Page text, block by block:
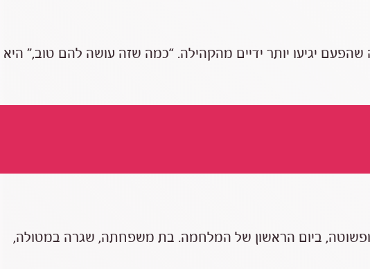
יגיעו יותר ידיים מהקהילה. “כמה שזה עושה להם טוב,” היא
ביום הראשון של המלחמה. בת משפחתה, שגרה במטולה,